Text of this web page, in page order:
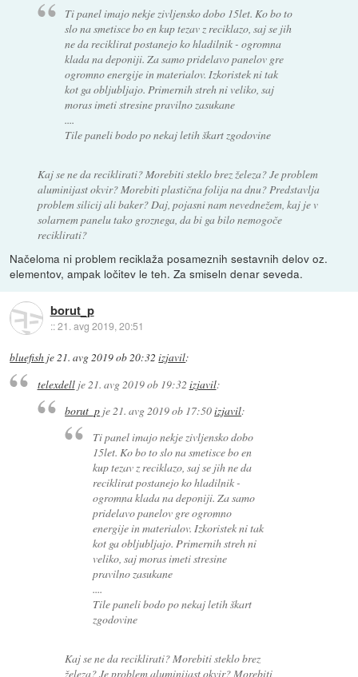
Ti panel imajo nekje zivljensko dobo 15let. Ko bo to
slo na smetisce bo en kup tezav z reciklazo, saj se jih
ne da reciklirat postanejo ko hladilnik - ogromna
klada na deponiji. Za samo pridelavo panelov gre
ogromno energije in materialov. Izkoristek ni tak
kot ga obljubljajo. Primernih streh ni veliko, saj
moras imeti stresine pravilno zasukane
....
Tile paneli bodo po nekaj letih škart zgodovine
Kaj se ne da reciklirati? Morebiti steklo brez železa? Je problem
aluminijast okvir? Morebiti plastična folija na dnu? Predstavlja
problem silicij ali baker? Daj, pojasni nam nevednežem, kaj je v
solarnem panelu tako groznega, da bi ga bilo nemogoče
reciklirati?
Načeloma ni problem reciklaža posameznih sestavnih delov oz.
elementov, ampak ločitev le teh. Za smiseln denar seveda.
borut_p
::21. avg 2019, 20:51
bluefish je21. avg 2019 ob 20:32 izjavil:
telexdellje21. avg 2019 ob 19:32 izjavil:
borut_p je 21. avg 2019 ob 17:50izjavil:
Ti panel imajo nekje zivljensko dobo
15let. Ko bo to slo na smetisce bo en
kup tezav z reciklazo, saj se jih ne da
reciklirat postanejo ko hladilnik -
ogromna klada na deponiji. Za samo
pridelavo panelov gre ogromno
energije in materialov. Izkoristek ni tak
kot ga obljubljajo. Primernih streh ni
veliko, saj moras imeti stresine
pravilno zasukane
....
Tile paneli bodo po nekaj letih škart
zgodovine
Kaj se ne da reciklirati? Morebiti steklo brez
železa? Je problem aluminijast okvir? Morebiti